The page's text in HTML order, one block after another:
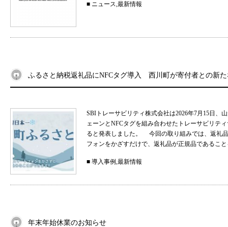
■ ニュース,最新情報
ふるさと納税返礼品にNFCタグ導入 西川町が寄付者との新
SBIトレーサビリティ株式会社は2026年7月15日、
ェーンとNFCタグを組み合わせたトレーサビリテ
ると発表しました。 今回の取り組みでは、返礼
フォンをかざすだけで、返礼品が正規品であるこ
■ 導入事例,最新情報
年末年始休業のお知らせ